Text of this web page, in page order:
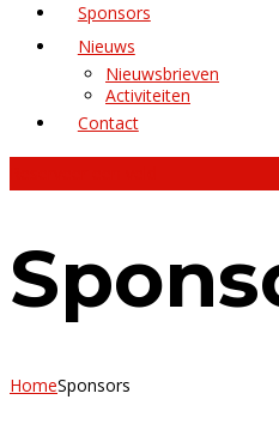
Sponsors
Nieuws
Nieuwsbrieven
Activiteiten
Contact
HomeSponsors